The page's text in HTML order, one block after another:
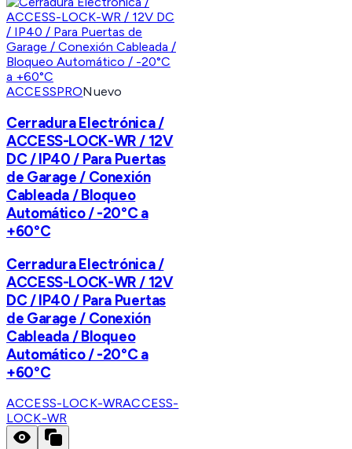
ACCESSPRONuevo
Cerradura Electrónica /
ACCESS-LOCK-WR / 12V
DC / IP40 / Para Puertas
de Garage / Conexión
Cableada / Bloqueo
Automático / -20°C a
+60°C
Cerradura Electrónica /
ACCESS-LOCK-WR / 12V
DC / IP40 / Para Puertas
de Garage / Conexión
Cableada / Bloqueo
Automático / -20°C a
+60°C
ACCESS-LOCK-WRACCESS-
LOCK-WR